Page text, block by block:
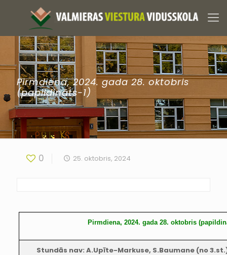
Pirmdiena, 2024. gada 28. oktobris
(papildināts-1)
0 25. oktobris, 2024
Pirmdiena, 2024. gada 28. oktobris
Stundās nav: A.Upīte-Markuse, S.Baumane (no